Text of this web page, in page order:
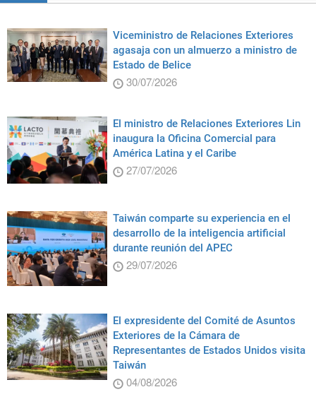
Viceministro de Relaciones Exteriores
agasaja con un almuerzo a ministro de
Estado de Belice
30/07/2026
El ministro de Relaciones Exteriores Lin
inaugura la Oficina Comercial para
América Latina y el Caribe
27/07/2026
Taiwán comparte su experiencia en el
desarrollo de la inteligencia artificial
durante reunión del APEC
29/07/2026
El expresidente del Comité de Asuntos
Exteriores de la Cámara de
Representantes de Estados Unidos visita
Taiwán
04/08/2026